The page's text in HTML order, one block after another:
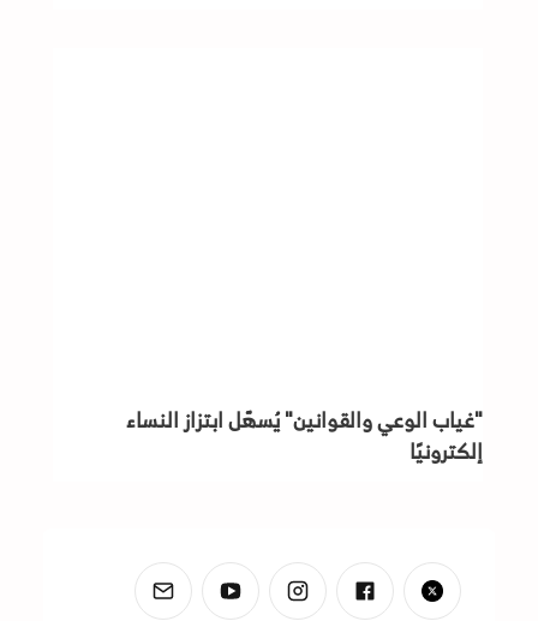
"غياب الوعي والقوانين" يُسهّل ابتزاز النساء
إلكترونيًا